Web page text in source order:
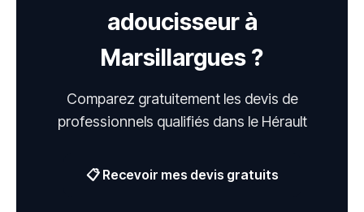
adoucisseur à
Marsillargues ?
Comparez gratuitement les devis de
professionnels qualifiés dans le Hérault
📋 Recevoir mes devis gratuits